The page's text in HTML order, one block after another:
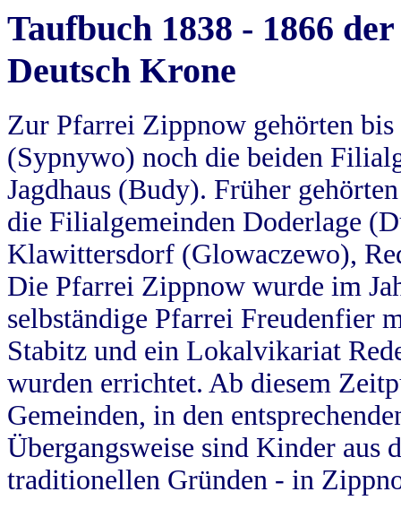
Taufbuch 1838 - 1866
Deutsch Krone
Zur Pfarrei Zippnow gehörten
(Sypnywo) noch die beiden
Jagdhaus (Budy). Früher
die Filialgemeinden Doderlage
Klawittersdorf (Glowaczewo),
Die Pfarrei Zippnow wurde im
selbständige Pfarrei Freudenfier
Stabitz und ein Lokalvikariat
wurden errichtet. Ab diesem
Gemeinden, in den
Übergangsweise sind Kinder aus
traditionellen Gründen - in